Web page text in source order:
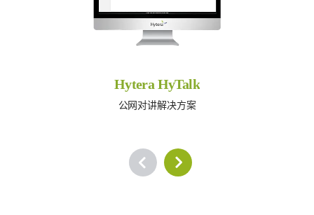
Hytera HyTalk
公网对讲解决方案